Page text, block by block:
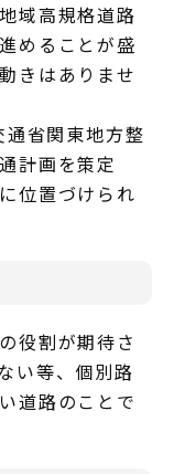
域高規格道路
めることが盛
きはありませ
省関東地方整
計画を策定
位置づけられ
役割が期待さ
い等、個別路
道路のことで